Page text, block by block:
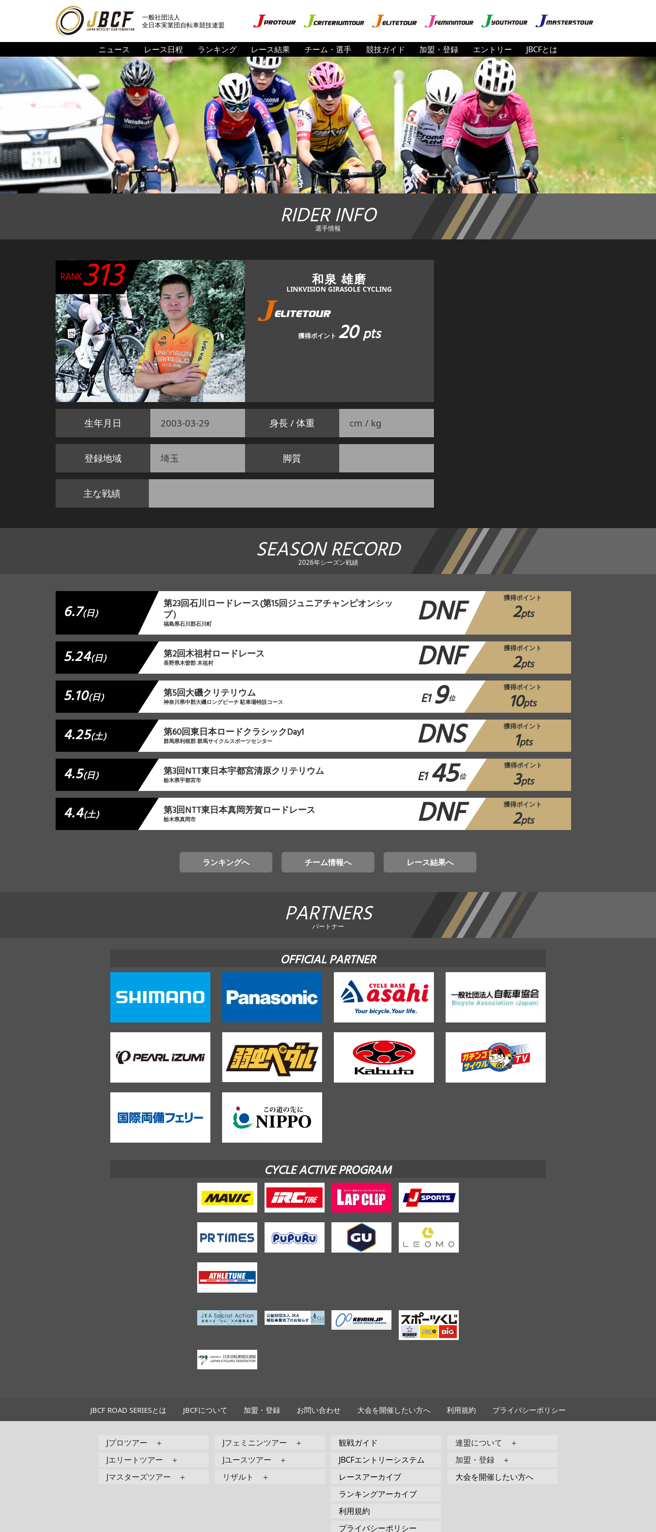
一般社団法人
全日本実業団自転車競技連盟
ニュース レース日程 ランキング レース結果 チーム・選手 競技ガイド 加盟・登録 エントリー JBCFとは
RIDER INFO
選手情報
RANK313 和泉 雄磨
LINKVISION GIRASOLE CYCLING
獲得ポイント 20pts
生年月日 2003-03-29 身長 / 体重 cm / kg
登録地域 埼玉 脚質
主な戦績
SEASON RECORD
2026年シーズン戦績
6.7(日)
第23回石川ロードレース(第15回ジュニアチャンピオンシッ
プ）
福島県石川郡石川町 DNF 獲得ポイント
2pts
5.24(日) 第2回木祖村ロードレース
長野県木曽郡 木祖村 DNF 獲得ポイント
2pts
5.10(日) 第5回大磯クリテリウム
神奈川県中郡大磯ロングビーチ 駐車場特設コース E1 9位
獲得ポイント
10pts
4.25(土) 第60回東日本ロードクラシックDay1
群馬県利根郡 群馬サイクルスポーツセンター DNS 獲得ポイント
1pts
4.5(日) 第3回NTT東日本宇都宮清原クリテリウム
栃木県宇都宮市 E1 45位
獲得ポイント
3pts
4.4(土) 第3回NTT東日本真岡芳賀ロードレース
栃木県真岡市 DNF 獲得ポイント
2pts
ランキングへ チーム情報へ レース結果へ
PARTNERS
パートナー
OFFICIAL PARTNER
CYCLE ACTIVE PROGRAM
JBCF ROAD SERIESとは JBCFについて 加盟・登録 お問い合わせ 大会を開催したい方へ 利用規約 プライバシーポリシー
Jプロツアー ＋
Jエリートツアー ＋
Jマスターズツアー ＋
Jフェミニンツアー ＋
Jユースツアー ＋
リザルト ＋
観戦ガイド
JBCFエントリーシステム
レースアーカイブ
ランキングアーカイブ
利用規約
プライバシーポリシー
連盟について ＋
加盟・登録 ＋
大会を開催したい方へ